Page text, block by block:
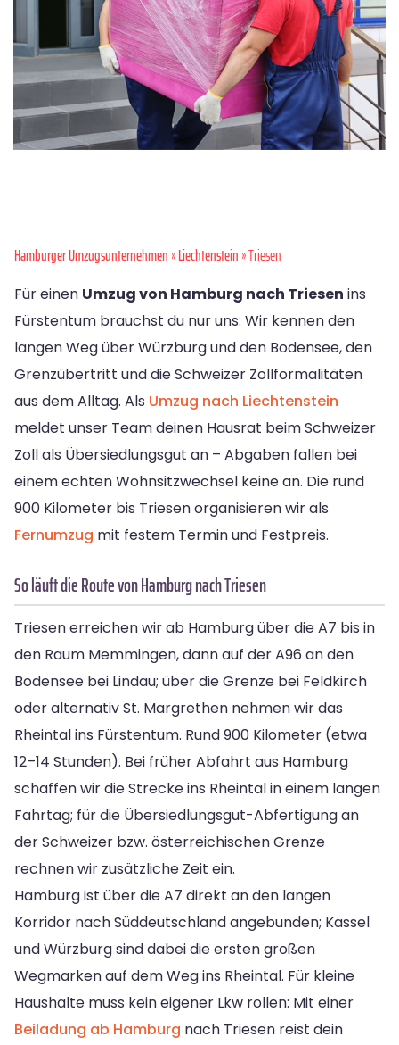
Hamburger Umzugsunternehmen»Liechtenstein» Triesen
Für einen Umzug von Hamburg nach Triesen ins
Fürstentum brauchst du nur uns: Wir kennen den
langen Weg über Würzburg und den Bodensee, den
Grenzübertritt und die Schweizer Zollformalitäten
aus dem Alltag. Als Umzug nach Liechtenstein
meldet unser Team deinen Hausrat beim Schweizer
Zoll als Übersiedlungsgut an – Abgaben fallen bei
einem echten Wohnsitzwechsel keine an. Die rund
900 Kilometer bis Triesen organisieren wir als
Fernumzug mit festem Termin und Festpreis.
So läuft die Route von Hamburg nach Triesen
Triesen erreichen wir ab Hamburg über die A7 bis in
den Raum Memmingen, dann auf der A96 an den
Bodensee bei Lindau; über die Grenze bei Feldkirch
oder alternativ St. Margrethen nehmen wir das
Rheintal ins Fürstentum. Rund 900 Kilometer (etwa
12–14 Stunden). Bei früher Abfahrt aus Hamburg
schaffen wir die Strecke ins Rheintal in einem langen
Fahrtag; für die Übersiedlungsgut-Abfertigung an
der Schweizer bzw. österreichischen Grenze
rechnen wir zusätzliche Zeit ein.
Hamburg ist über die A7 direkt an den langen
Korridor nach Süddeutschland angebunden; Kassel
und Würzburg sind dabei die ersten großen
Wegmarken auf dem Weg ins Rheintal. Für kleine
Haushalte muss kein eigener Lkw rollen: Mit einer
Beiladung ab Hamburg nach Triesen reist dein